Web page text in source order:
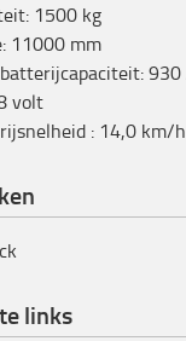
: 1500 kg
: 11000 mm
:930
volt
: 14,0 km/h
links